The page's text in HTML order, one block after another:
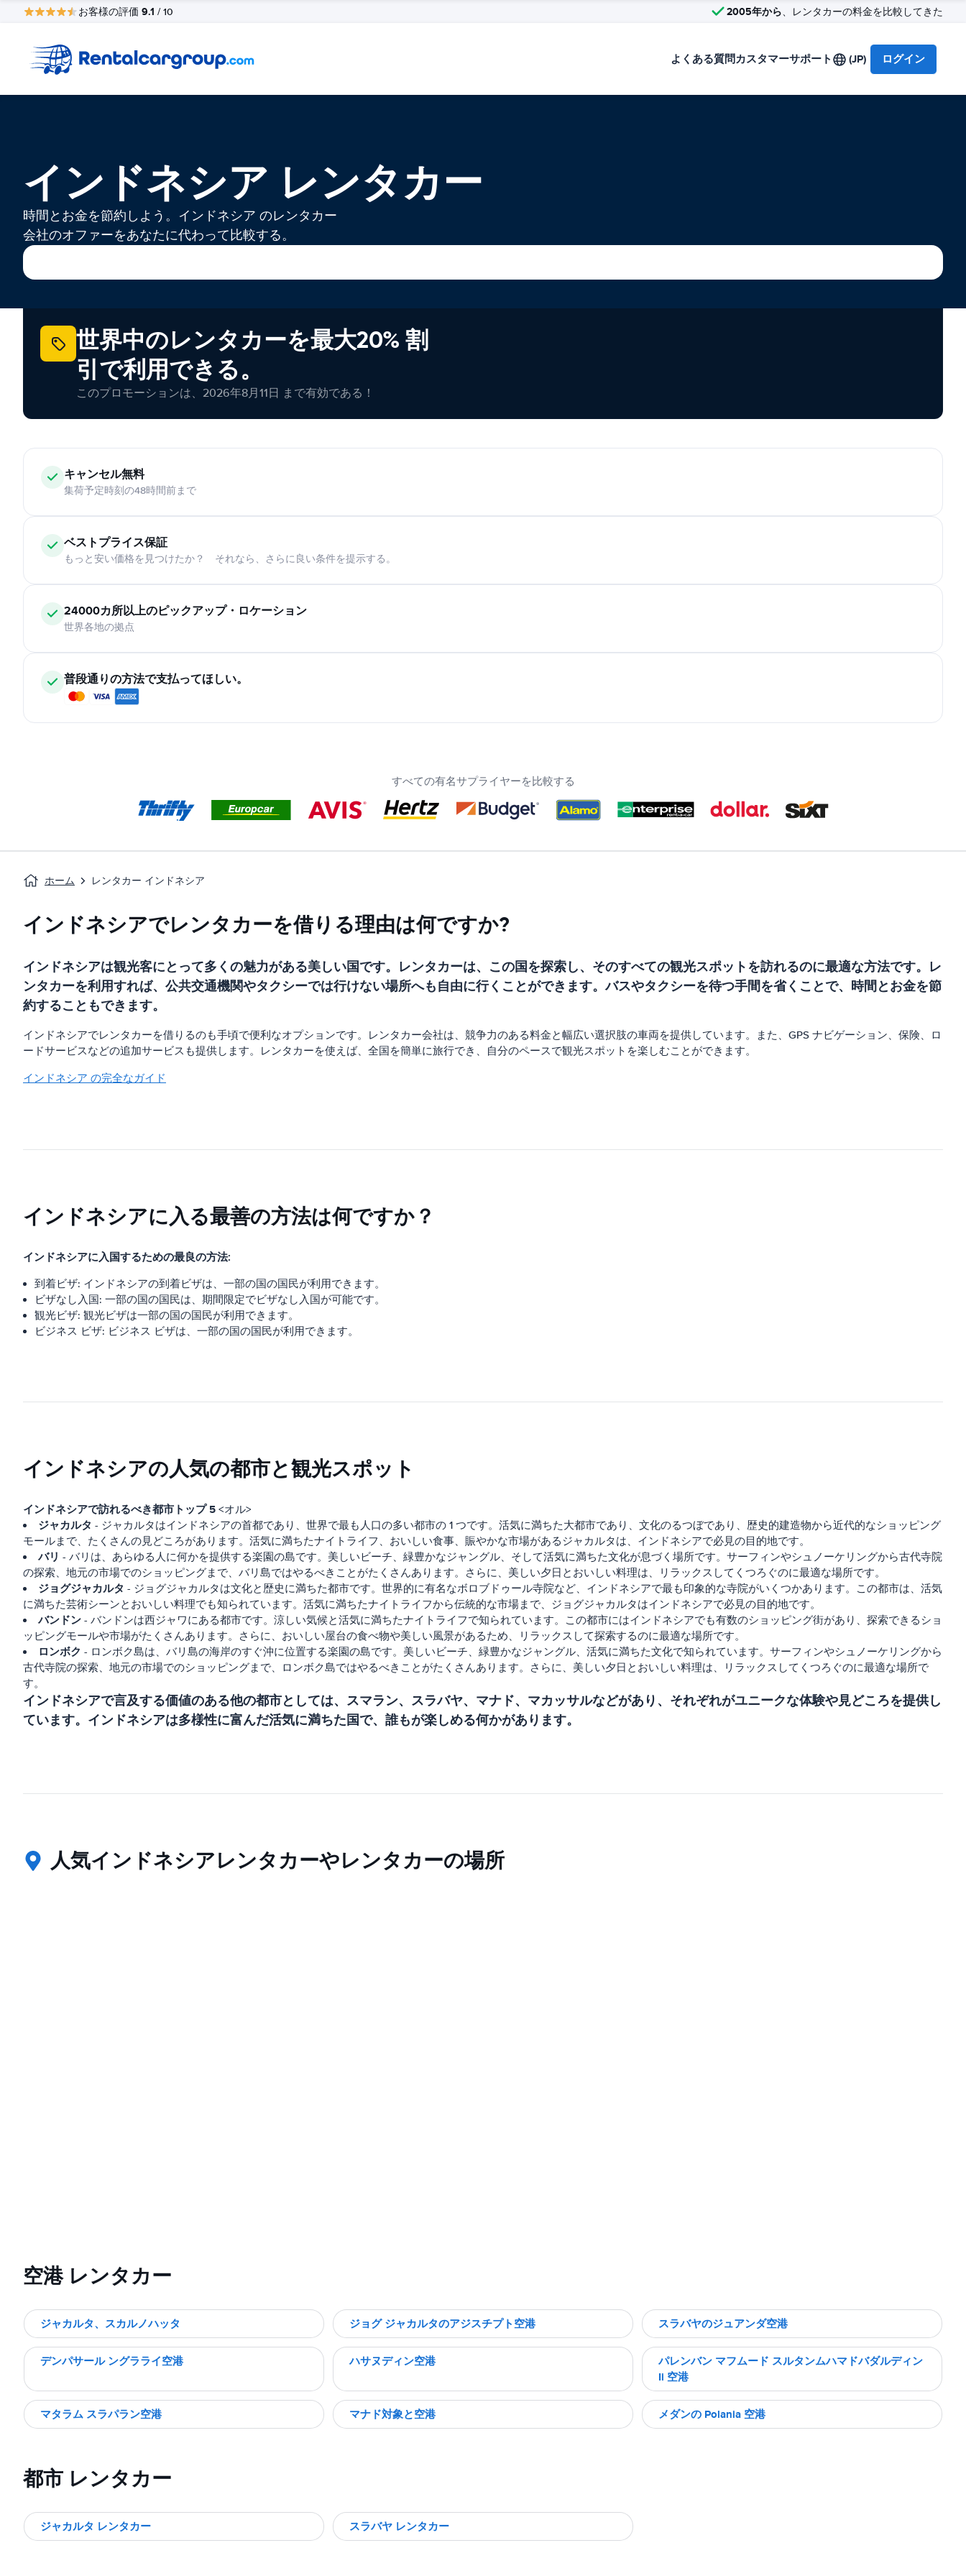
お客様の評価 9.1 / 10 2005年から、レンタカーの料金を比較してきた
よくある質問カスタマーサポート (JP) ログイン
インドネシア レンタカー
時間とお金を節約しよう。インドネシア のレンタカー
会社のオファーをあなたに代わって比較する。
世界中のレンタカーを最大20% 割
引で利用できる。
このプロモーションは、2026年8月11日 まで有効である！
キャンセル無料
集荷予定時刻の48時間前まで
ベストプライス保証
もっと安い価格を見つけたか？ それなら、さらに良い条件を提示する。
24000カ所以上のピックアップ・ロケーション
世界各地の拠点
普段通りの方法で支払ってほしい。
すべての有名サプライヤーを比較する
ホーム レンタカー インドネシア
インドネシアでレンタカーを借りる理由は何ですか?
インドネシアは観光客にとって多くの魅力がある美しい国です。レンタカーは、この国を探索し、そのすべての観光スポットを訪れるのに最適な方法です。レ
ンタカーを利用すれば、公共交通機関やタクシーでは行けない場所へも自由に行くことができます。バスやタクシーを待つ手間を省くことで、時間とお金を節
約することもできます。
インドネシアでレンタカーを借りるのも手頃で便利なオプションです。レンタカー会社は、競争力のある料金と幅広い選択肢の車両を提供しています。また、GPS ナビゲーション、保険、ロ
ードサービスなどの追加サービスも提供します。レンタカーを使えば、全国を簡単に旅行でき、自分のペースで観光スポットを楽しむことができます。
インドネシア の完全なガイド
インドネシアに入る最善の方法は何ですか？
インドネシアに入国するための最良の方法:
到着ビザ: インドネシアの到着ビザは、一部の国の国民が利用できます。
ビザなし入国: 一部の国の国民は、期間限定でビザなし入国が可能です。
観光ビザ: 観光ビザは一部の国の国民が利用できます。
ビジネス ビザ: ビジネス ビザは、一部の国の国民が利用できます。
インドネシアの人気の都市と観光スポット
インドネシアで訪れるべき都市トップ 5 <オル>
ジャカルタ - ジャカルタはインドネシアの首都であり、世界で最も人口の多い都市の 1 つです。活気に満ちた大都市であり、文化のるつぼであり、歴史的建造物から近代的なショッピング
モールまで、たくさんの見どころがあります。活気に満ちたナイトライフ、おいしい食事、賑やかな市場があるジャカルタは、インドネシアで必見の目的地です。
バリ - バリは、あらゆる人に何かを提供する楽園の島です。美しいビーチ、緑豊かなジャングル、そして活気に満ちた文化が息づく場所です。サーフィンやシュノーケリングから古代寺院
の探索、地元の市場でのショッピングまで、バリ島ではやるべきことがたくさんあります。さらに、美しい夕日とおいしい料理は、リラックスしてくつろぐのに最適な場所です。
ジョグジャカルタ - ジョグジャカルタは文化と歴史に満ちた都市です。世界的に有名なボロブドゥール寺院など、インドネシアで最も印象的な寺院がいくつかあります。この都市は、活気
に満ちた芸術シーンとおいしい料理でも知られています。活気に満ちたナイトライフから伝統的な市場まで、ジョグジャカルタはインドネシアで必見の目的地です。
バンドン - バンドンは西ジャワにある都市です。涼しい気候と活気に満ちたナイトライフで知られています。この都市にはインドネシアでも有数のショッピング街があり、探索できるショ
ッピングモールや市場がたくさんあります。さらに、おいしい屋台の食べ物や美しい風景があるため、リラックスして探索するのに最適な場所です。
ロンボク - ロンボク島は、バリ島の海岸のすぐ沖に位置する楽園の島です。美しいビーチ、緑豊かなジャングル、活気に満ちた文化で知られています。サーフィンやシュノーケリングから
古代寺院の探索、地元の市場でのショッピングまで、ロンボク島ではやるべきことがたくさんあります。さらに、美しい夕日とおいしい料理は、リラックスしてくつろぐのに最適な場所で
す。
インドネシアで言及する価値のある他の都市としては、スマラン、スラバヤ、マナド、マカッサルなどがあり、それぞれがユニークな体験や見どころを提供し
ています。インドネシアは多様性に富んだ活気に満ちた国で、誰もが楽しめる何かがあります。
人気インドネシアレンタカーやレンタカーの場所
空港 レンタカー
ジャカルタ、スカルノハッタ ジョグ ジャカルタのアジスチプト空港 スラバヤのジュアンダ空港
デンパサール ングラライ空港 ハサヌディン空港
パレンバン マフムード スルタンムハマドバダルディン
Ii 空港
マタラム スラパラン空港 マナド対象と空港 メダンの Polania 空港
都市 レンタカー
ジャカルタ レンタカー スラバヤ レンタカー